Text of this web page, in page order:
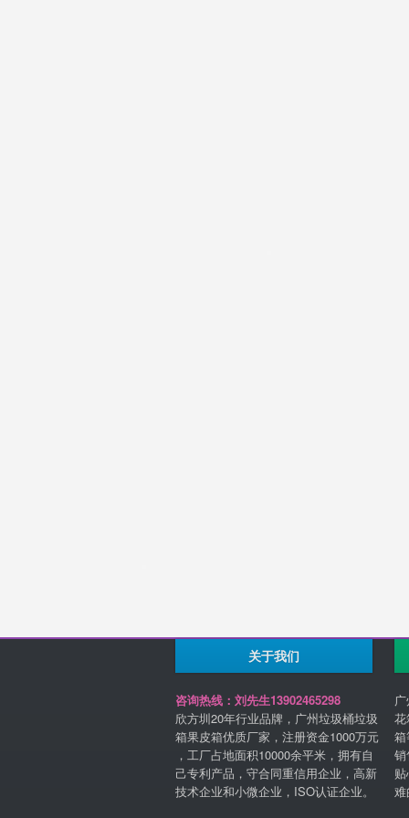
关于我们
咨询热线：刘先生13902465298
欣方圳20年行业品牌，广州垃圾桶垃圾
箱果皮箱优质厂家，注册资金1000万元
，工厂占地面积10000余平米，拥有自
己专利产品，守合同重信用企业，高新
技术企业和小微企业，ISO认证企业。
销
难